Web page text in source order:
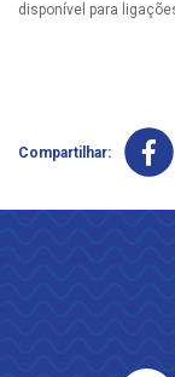
disponível para
Compartilhar: